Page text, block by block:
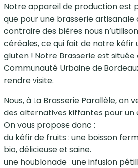
Notre appareil de production est
que pour une brasserie artisanale
contraire des bières nous
céréales, ce qui fait de notre kéfir
gluten ! Notre Brasserie est située
Communauté Urbaine de
rendre visite.
Nous, à La Brasserie Parallèle, on
des alternatives kiffantes pour un
On vous propose donc :
du kéfir de fruits : une boisson
bio, délicieuse et saine.
une houblonade : une infusion